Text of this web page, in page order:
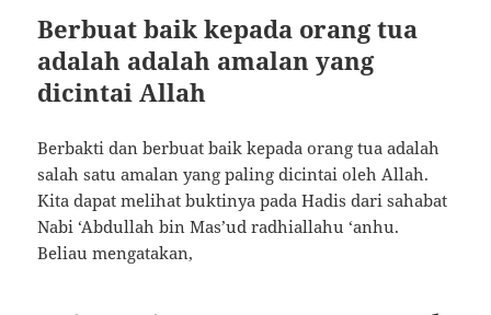
Berbuat baik kepada orang tua
adalah adalah amalan yang
dicintai Allah
Berbakti dan berbuat baik kepada orang tua adalah
salah satu amalan yang paling dicintai oleh Allah.
Kita dapat melihat buktinya pada Hadis dari sahabat
Nabi ‘Abdullah bin Mas’ud radhiallahu ‘anhu.
Beliau mengatakan,